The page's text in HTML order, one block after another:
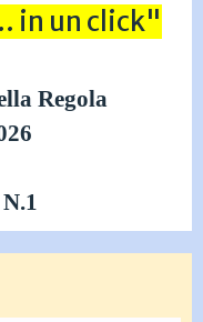
in un click"
Regola